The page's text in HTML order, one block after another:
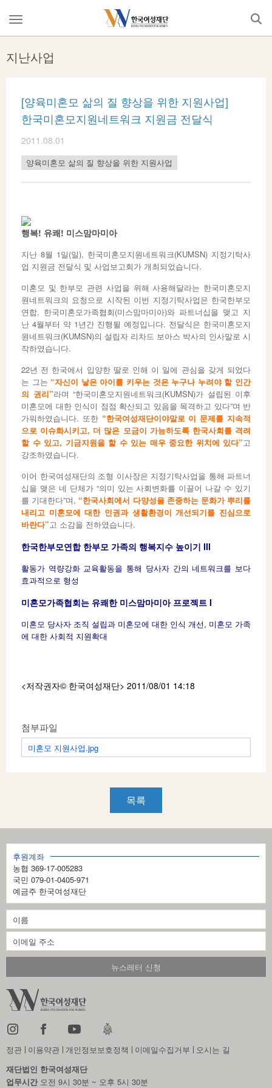
메
뉴
기
지난사업
[양육미혼모 삶의 질 향상을 위한 지원사업]
한국미혼모지원네트워크 지원금 전달식
2011.08.01
양육미혼모 삶의 질 향상을 위한 지원사업
행복! 유쾌! 미스맘마미아
지난 8월 1일(일), 한국미혼모지원네트워크(KUMSN) 지정기탁사
업 지원금 전달식 및 사업보고회가 개최되었습니다.
미혼모 및 한부모 관련 사업을 위해 사용해달라는 한국미혼모지
원네트워크의 요청으로 시작된 이번 지정기탁사업은 한국한부모
연합, 한국미혼모가족협회(미스맘마미아)와 파트너십을 맺고 지
난 4월부터 약 1년간 진행될 예정입니다. 전달식은 한국미혼모지
원네트워크(KUMSN)의 설립자 리차드 보아스 박사의 인사말로 시
작하였습니다.
22년 전 한국에서 입양한 딸로 인해 이 일에 관심을 갖게 되었다
는 그는 “자신이 낳은 아이를 키우는 것은 누구나 누려야 할 인간
의 권리”라며 “한국미혼모지원네트워크(KUMSN)가 설립된 이후
미혼모에 대한 인식이 점점 확산되고 있음을 목격하고 있다”며 반
가워하였습니다. 또한 “한국여성재단이야말로 이 문제를 지속적
으로 이슈화시키고, 더 많은 모금이 가능하도록 한국사회를 격려
할 수 있고, 기금지원을 할 수 있는 매우 중요한 위치에 있다”고
강조하였습니다.
이어 한국여성재단의 조형 이사장은 지정기탁사업을 통해 파트너
십을 맺은 네 단체가 “의미 있는 사회변화를 이끌어 나갈 수 있기
를 기대한다”며, “한국사회에서 다양성을 존중하는 문화가 뿌리를
내리고 미혼모에 대한 인권과 생활환경이 개선되기를 진심으로
바란다”고 소감을 전하였습니다.
한국한부모연합 한부모 가족의 행복지수 높이기 III
활동가 역량강화 교육활동을 통해 당사자 간의 네트워크를 보다
효과적으로 형성
미혼모가족협회는 유쾌한 미스맘마미아 프로젝트 I
미혼모 당사자 조직 설립과 미혼모에 대한 인식 개선, 미혼모 가족
에 대한 사회적 지원확대
<저작권자© 한국여성재단> 2011/08/01 14:18
첨부파일
미혼모 지원사업.jpg
목록
후원계좌
농협 369-17-005283
국민 079-01-0405-971
예금주 한국여성재단
정관 이용약관 개인정보보호정책 이메일수집거부
오시는 길
재단법인 한국여성재단
업무시간오전 9시 30분 ~ 오후 5시 30분